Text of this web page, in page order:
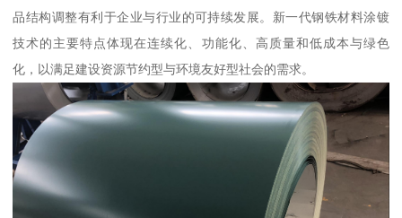
品结构调整有利于企业与行业的可持续发展。新一代钢铁材料涂镀
技术的主要特点体现在连续化、功能化、高质量和低成本与绿色
化，以满足建设资源节约型与环境友好型社会的需求。